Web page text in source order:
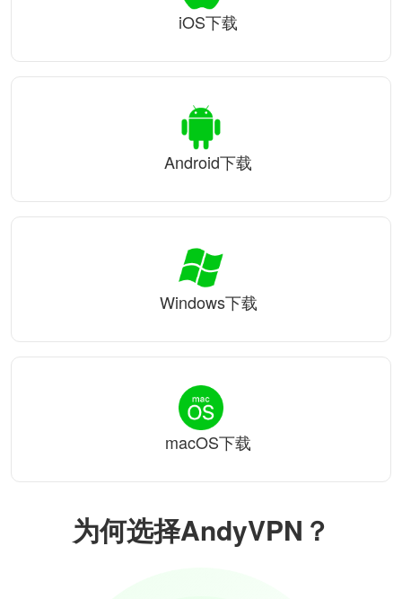
为何选择AndyVPN？
iOS下载
Android下载
Windows下载
macOS下载